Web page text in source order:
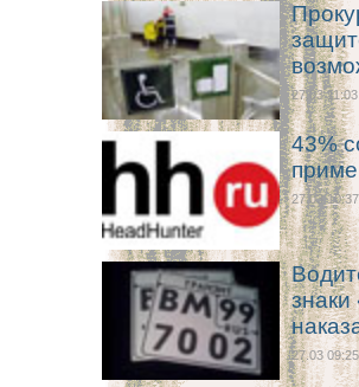
27.03 11:03
43%
27.03 10:37
знаки
27.03 09:25